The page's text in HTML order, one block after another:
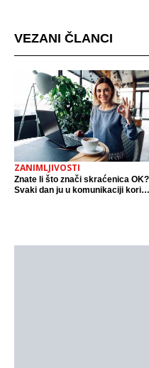
VEZANI ČLANCI
ZANIMLJIVOSTI
Znate li što znači skraćenica OK?
Svaki dan ju u komunikaciji koristi